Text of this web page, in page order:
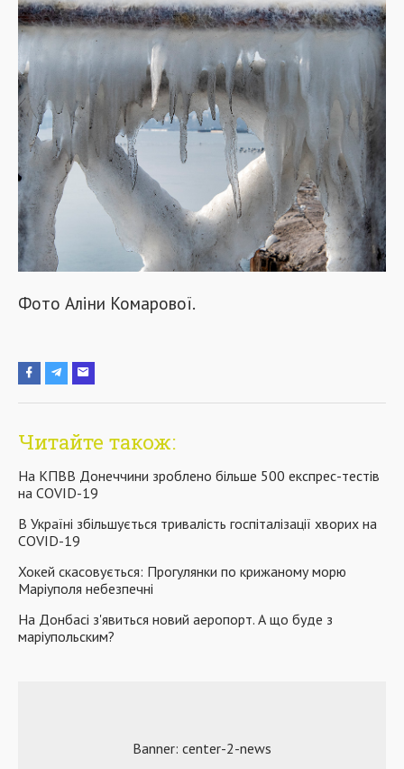
Фото Аліни Комарової.
Читайте також:
На КПВВ Донеччини зроблено більше 500 експрес-тестів
на COVID-19
В Україні збільшується тривалість госпіталізації хворих на
COVID-19
Хокей скасовується: Прогулянки по крижаному морю
Маріуполя небезпечні
На Донбасі з'явиться новий аеропорт. А що буде з
маріупольским?